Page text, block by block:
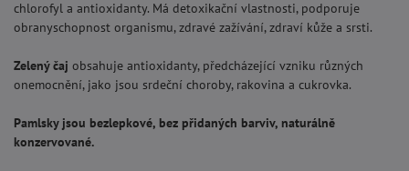
chlorofyl a antioxidanty. Má detoxikační vlastnosti, podporuje
obranyschopnost organismu, zdravé zažívání, zdraví kůže a srsti.
Zelený čaj obsahuje antioxidanty, předcházející vzniku různých
onemocnění, jako jsou srdeční choroby, rakovina a cukrovka.
Pamlsky jsou bezlepkové, bez přidaných barviv, naturálně
konzervované.